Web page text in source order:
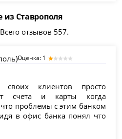
Ставрополя
отзывов 557.
Оценка: 1
клиентов просто
счета и карты когда
проблемы с этим банком
в офис банка понял что